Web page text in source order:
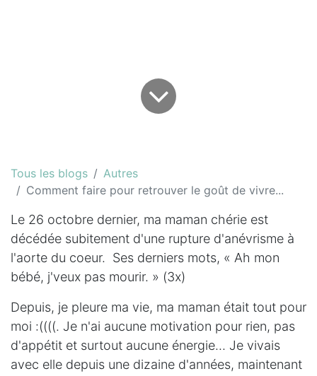
Tous les blogs
Autres
Comment faire pour retrouver le goût de vivre...
Le 26 octobre dernier, ma maman chérie est
décédée subitement d'une rupture d'anévrisme à
l'aorte du coeur. Ses derniers mots, « Ah mon
bébé, j'veux pas mourir. » (3x)
Depuis, je pleure ma vie, ma maman était tout pour
moi :((((. Je n'ai aucune motivation pour rien, pas
d'appétit et surtout aucune énergie... Je vivais
avec elle depuis une dizaine d'années, maintenant